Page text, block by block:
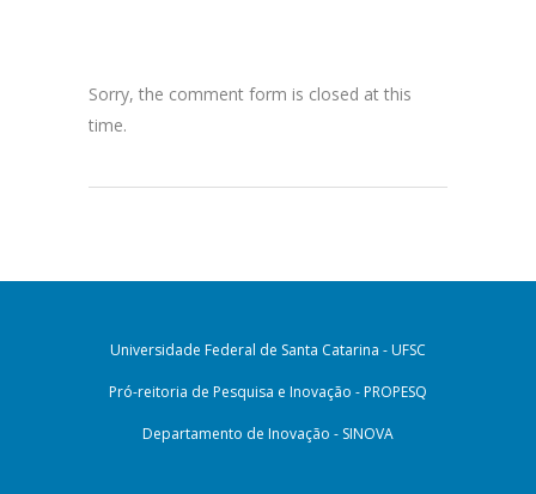
Sorry, the comment form is closed at this
time.
Universidade Federal de Santa Catarina - UFSC
Pró-reitoria de Pesquisa e Inovação - PROPESQ
Departamento de Inovação - SINOVA